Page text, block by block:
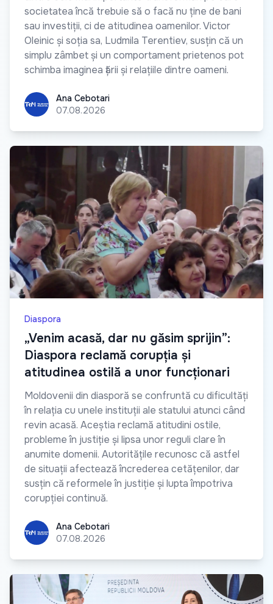
societatea încă trebuie să o facă nu ține de bani
sau investiții, ci de atitudinea oamenilor. Victor
Oleinic și soția sa, Ludmila Terentiev, susțin că un
simplu zâmbet și un comportament prietenos pot
schimba imaginea țării și relațiile dintre oameni.
Ana CebotariAna Cebotari
07.08.2026
Diaspora
„Venim acasă, dar nu găsim sprijin”:
Diaspora reclamă corupția și
atitudinea ostilă a unor funcționari
Moldovenii din diasporă se confruntă cu dificultăți
în relația cu unele instituții ale statului atunci când
revin acasă. Aceștia reclamă atitudini ostile,
probleme în justiție și lipsa unor reguli clare în
anumite domenii. Autoritățile recunosc că astfel
de situații afectează încrederea cetățenilor, dar
susțin că reformele în justiție și lupta împotriva
corupției continuă.
Ana CebotariAna Cebotari
07.08.2026